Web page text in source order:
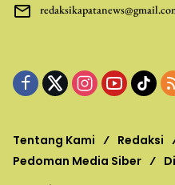
Tentang Kami Redaksi
Pedoman Media Siber